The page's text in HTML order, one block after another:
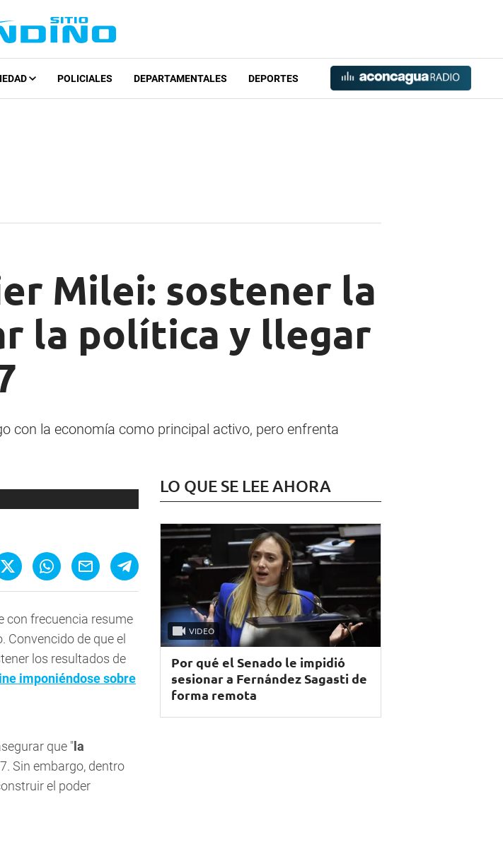
POLICIALES DEPARTAMENTALES DEPORTES
Milei: sostener la
la política y llegar
con la economía como principal activo, pero enfrenta
con frecuencia resume
de que el
los resultados de
imponiéndose sobre
que " la
Sin embargo, dentro
el poder
LO QUE SE LEE AHORA
VIDEO
Por qué el Senado le impidió
sesionar a Fernández Sagasti de
forma remota